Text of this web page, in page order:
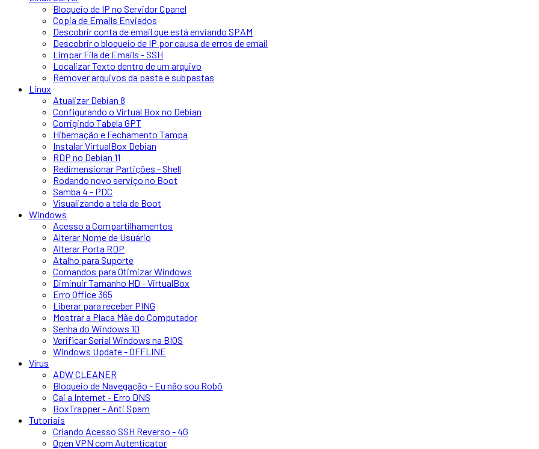
Bloqueio de IP no Servidor Cpanel
Copia de Emails Enviados
Descobrir conta de email que está enviando SPAM
Descobrir o bloqueio de IP por causa de erros de email
Limpar Fila de Emails - SSH
Localizar Texto dentro de um arquivo
Remover arquivos da pasta e subpastas
Linux
Atualizar Debian 8
Configurando o Virtual Box no Debian
Corrigindo Tabela GPT
Hibernação e Fechamento Tampa
Instalar VirtualBox Debian
RDP no Debian 11
Redimensionar Partições - Shell
Rodando novo serviço no Boot
Samba 4 - PDC
Visualizando a tela de Boot
Windows
Acesso a Compartilhamentos
Alterar Nome de Usuário
Alterar Porta RDP
Atalho para Suporte
Comandos para Otimizar Windows
Diminuir Tamanho HD - VirtualBox
Erro Office 365
Liberar para receber PING
Mostrar a Placa Mãe do Computador
Senha do Windows 10
Verificar Serial Windows na BIOS
Windows Update - OFFLINE
Vírus
ADW CLEANER
Bloqueio de Navegação - Eu não sou Robô
Cai a Internet - Erro DNS
BoxTrapper - Anti Spam
Tutoriais
Criando Acesso SSH Reverso - 4G
Open VPN com Autenticator